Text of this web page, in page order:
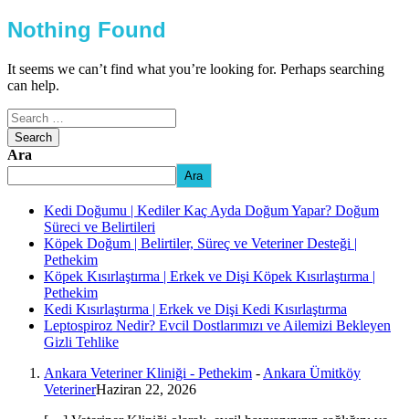
Nothing Found
It seems we can’t find what you’re looking for. Perhaps searching
can help.
Ara
Ara
Kedi Doğumu | Kediler Kaç Ayda Doğum Yapar? Doğum
Süreci ve Belirtileri
Köpek Doğum | Belirtiler, Süreç ve Veteriner Desteği |
Pethekim
Köpek Kısırlaştırma | Erkek ve Dişi Köpek Kısırlaştırma |
Pethekim
Kedi Kısırlaştırma | Erkek ve Dişi Kedi Kısırlaştırma
Leptospiroz Nedir? Evcil Dostlarımızı ve Ailemizi Bekleyen
Gizli Tehlike
Ankara Veteriner Kliniği - Pethekim - Ankara Ümitköy
VeterinerHaziran 22, 2026